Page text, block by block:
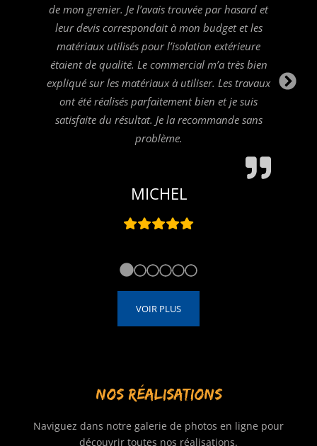
de mon grenier. Je l’avais trouvée par hasard et
leur devis correspondait à mon budget et les
matériaux utilisés pour l’isolation extérieure
étaient de qualité. Le commercial m’a très bien
expliqué sur les matériaux à utiliser. Les travaux
ont été réalisés parfaitement bien et je suis
satisfaite du résultat. Je la recommande sans
problème.
MICHEL
VOIR PLUS
NOS RÉALISATIONS
Naviguez dans notre galerie de photos en ligne pour
découvrir toutes nos réalisations.